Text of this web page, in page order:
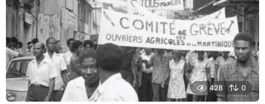
o
428 0